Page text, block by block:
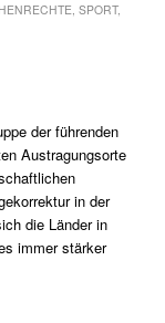
, SPORT,
der führenden
Austragungsorte
in der
die Länder in
immer stärker